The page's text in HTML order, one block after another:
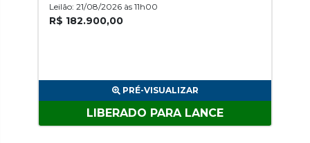
Leilão: 21/08/2026 às 11h00
R$ 182.900,00
PRÉ-VISUALIZAR
LIBERADO PARA LANCE